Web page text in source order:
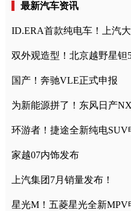
最新汽车资讯
ID.ERA首款纯电车！上汽
双外观造型！北京越野星钽
国产！奔驰VLE正式申报
为新能源拼了！东风日产
环游者！捷途全新纯电SUV
家越07内饰发布
上汽集团7月销量发布！
星光M！五菱星光全新MPV